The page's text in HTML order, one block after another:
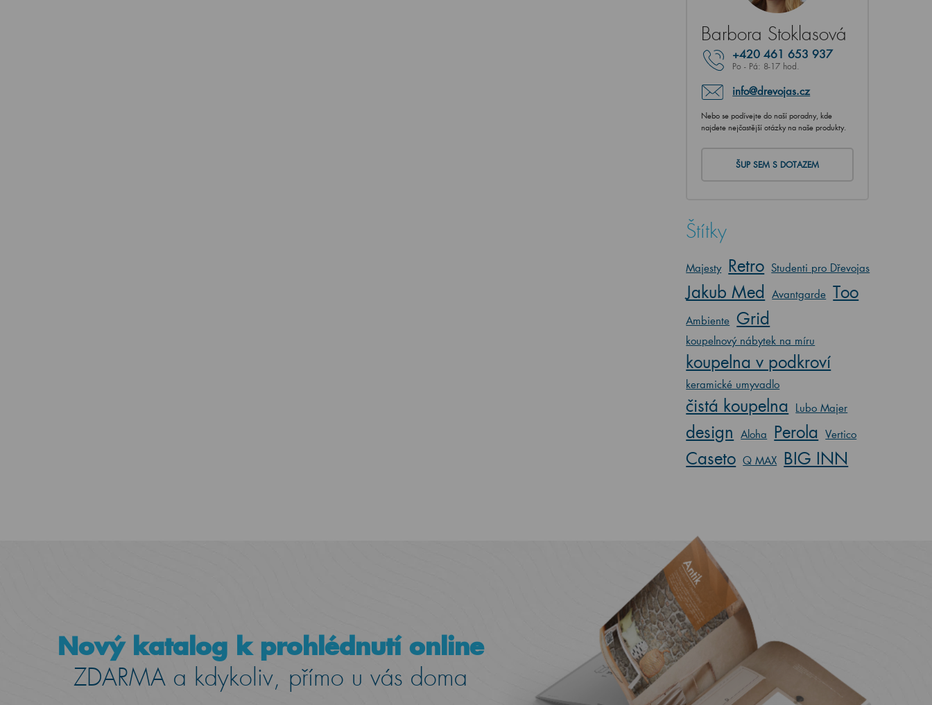
Barbora Stoklasová
+420461 653 937
Po - Pá: 8-17 hod.
info@drevojas.cz
Nebo se podívejte do naší poradny, kde
najdete nejčastější otázky na naše produkty.
ŠUP SEM S DOTAZEM
Štítky
Majesty Retro Studenti pro Dřevojas
Jakub Med Avantgarde Too
Ambiente Grid
koupelnový nábytek na míru
koupelna v podkroví
keramické umyvadlo
čistá koupelna Lubo Majer
design Aloha Perola Vertico
Caseto Q MAX BIG INN
Nový katalog k prohlédnutí online
ZDARMA a kdykoliv, přímo u vás doma